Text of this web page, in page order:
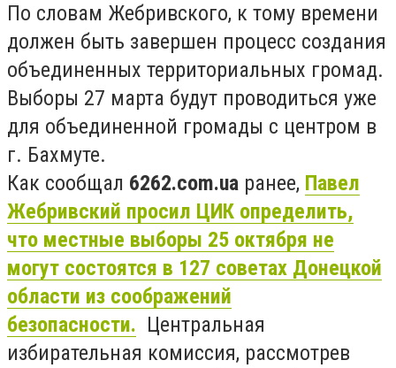
По словам Жебривского, к тому времени
должен быть завершен процесс создания
объединенных территориальных громад.
Выборы 27 марта будут проводиться уже
для объединенной громады с центром в
г. Бахмуте.
Как сообщал 6262.com.ua ранее, Павел
Жебривский просил ЦИК определить,
что местные выборы 25 октября не
могут состоятся в 127 советах Донецкой
области из соображений
безопасности. Центральная
избирательная комиссия, рассмотрев